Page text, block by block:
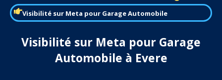
Visibilité sur Meta pour Garage Automobile
Visibilité sur Meta pour Garage
Automobile à Evere